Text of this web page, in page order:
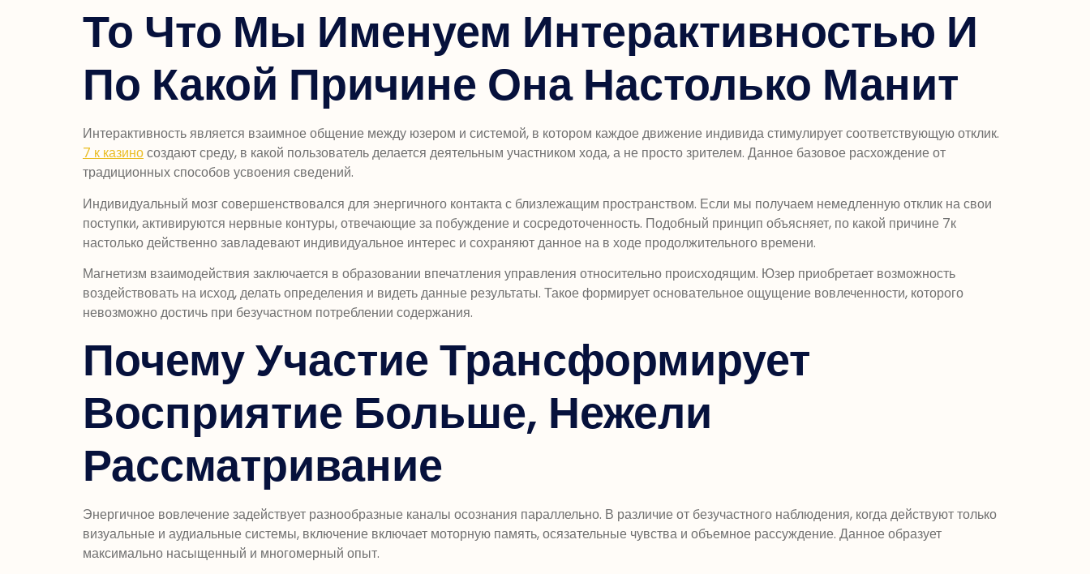
То Что Мы Именуем Интерактивностью И
По Какой Причине Она Настолько Манит
Интерактивность является взаимное общение между юзером и системой, в котором каждое движение индивида стимулирует соответствующую отклик.
7 к казиносоздают среду, в какой пользователь делается деятельным участником хода, а не просто зрителем. Данное базовое расхождение от
традиционных способов усвоения сведений.
Индивидуальный мозг совершенствовался для энергичного контакта с близлежащим пространством. Если мы получаем немедленную отклик на свои
поступки, активируются нервные контуры, отвечающие за побуждение и сосредоточенность. Подобный принцип объясняет, по какой причине 7к
настолько действенно завладевают индивидуальное интерес и сохраняют данное на в ходе продолжительного времени.
Магнетизм взаимодействия заключается в образовании впечатления управления относительно происходящим. Юзер приобретает возможность
воздействовать на исход, делать определения и видеть данные результаты. Такое формирует основательное ощущение вовлеченности, которого
невозможно достичь при безучастном потреблении содержания.
Почему Участие Трансформирует
Восприятие Больше, Нежели
Рассматривание
Энергичное вовлечение задействует разнообразные каналы осознания параллельно. В различие от безучастного наблюдения, когда действуют только
визуальные и аудиальные системы, включение включает моторную память, осязательные чувства и объемное рассуждение. Данное образует
максимально насыщенный и многомерный опыт.